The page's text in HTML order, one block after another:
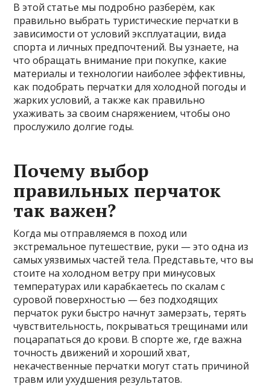
В этой статье мы подробно разберём, как
правильно выбрать туристические перчатки в
зависимости от условий эксплуатации, вида
спорта и личных предпочтений. Вы узнаете, на
что обращать внимание при покупке, какие
материалы и технологии наиболее эффективны,
как подобрать перчатки для холодной погоды и
жарких условий, а также как правильно
ухаживать за своим снаряжением, чтобы оно
прослужило долгие годы.
Почему выбор
правильных перчаток
так важен?
Когда мы отправляемся в поход или
экстремальное путешествие, руки — это одна из
самых уязвимых частей тела. Представьте, что вы
стоите на холодном ветру при минусовых
температурах или карабкаетесь по скалам с
суровой поверхностью — без подходящих
перчаток руки быстро начнут замерзать, терять
чувствительность, покрываться трещинами или
поцарапаться до крови. В спорте же, где важна
точность движений и хороший хват,
некачественные перчатки могут стать причиной
травм или ухудшения результатов.